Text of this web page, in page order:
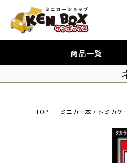
商品一覧
TOP ミニカー本・トミカケ